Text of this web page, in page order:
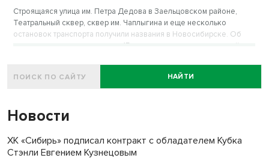
Строящаяся улица им. Петра Дедова в Заельцовском районе,
Театральный сквер, сквер им. Чаплыгина и еще несколько
остановок транспорта получили названия в Новосибирске. Об
этом стало известно сегодня, 15 мая, на заседании городской
НАЙТИ
Новости
ХК «Сибирь» подписал контракт с обладателем Кубка
Стэнли Евгением Кузнецовым